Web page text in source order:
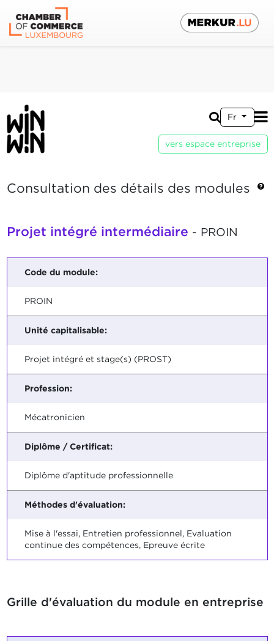
Fr
vers espace entreprise
Consultation des détails des modules
Projet intégré intermédiaire - PROIN
Code du module:
PROIN
Unité capitalisable:
Projet intégré et stage(s) (PROST)
Profession:
Mécatronicien
Diplôme / Certificat:
Diplôme d'aptitude professionnelle
Méthodes d'évaluation:
Mise à l'essai, Entretien professionnel, Evaluation
continue des compétences, Epreuve écrite
Grille d'évaluation du module en entreprise